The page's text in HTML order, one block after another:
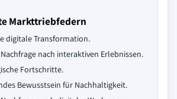
Markttriebfedern
digitale Transformation.
nach interaktiven Erlebnissen.
Fortschritte.
Bewusstsein für Nachhaltigkeit.